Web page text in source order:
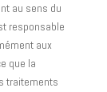
au sens du
responsable
aux
que la
traitements